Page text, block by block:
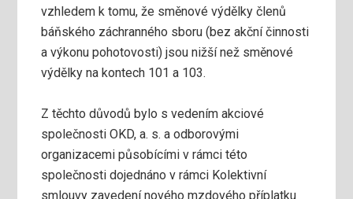
vzhledem k tomu, že směnové výdělky členů
báňského záchranného sboru (bez akční činnosti
a výkonu pohotovosti) jsou nižší než směnové
výdělky na kontech 101 a 103.
Z těchto důvodů bylo s vedením akciové
společnosti OKD, a. s. a odborovými
organizacemi působícími v rámci této
společnosti dojednáno v rámci Kolektivní
smlouvy zavedení nového mzdového příplatku